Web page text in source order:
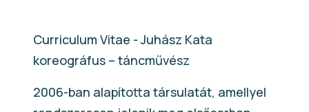
Curriculum Vitae - Juhász Kata
koreográfus – táncművész
2006-ban alapította társulatát, amellyel